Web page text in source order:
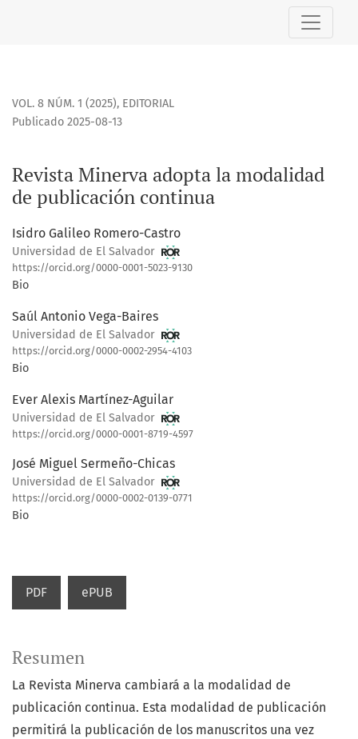
Revista Minerva adopta la modalidad de publicación
VOL. 8 NÚM. 1 (2025), EDITORIAL
Revista Minerva adopta la modalidad
de publicación continua
Publicado 2025-08-13
Isidro Galileo Romero-Castro
Universidad de El Salvador
https://orcid.org/0000-0001-5023-9130
Bio
Saúl Antonio Vega-Baires
Universidad de El Salvador
https://orcid.org/0000-0002-2954-4103
Bio
Ever Alexis Martínez-Aguilar
Universidad de El Salvador
https://orcid.org/0000-0001-8719-4597
José Miguel Sermeño-Chicas
Universidad de El Salvador
https://orcid.org/0000-0002-0139-0771
Bio
PDF ePUB
Resumen
La Revista Minerva cambiará a la modalidad de
publicación continua. Esta modalidad de publicación
permitirá la publicación de los manuscritos una vez